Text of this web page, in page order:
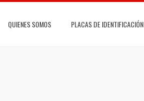
QUIENES SOMOS PLACAS DE IDENTIFICACIÓN